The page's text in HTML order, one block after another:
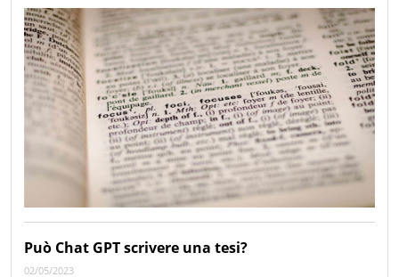
Può Chat GPT scrivere una tesi?
02/05/2023